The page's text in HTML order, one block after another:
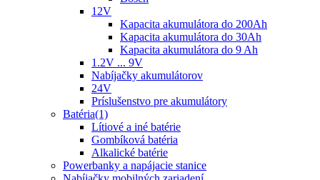
12V
Kapacita akumulátora do 200Ah
Kapacita akumulátora do 30Ah
Kapacita akumulátora do 9 Ah
1.2V ... 9V
Nabíjačky akumulátorov
24V
Príslušenstvo pre akumulátory
Batéria(1)
Lítiové a iné batérie
Gombíková batéria
Alkalické batérie
Powerbanky a napájacie stanice